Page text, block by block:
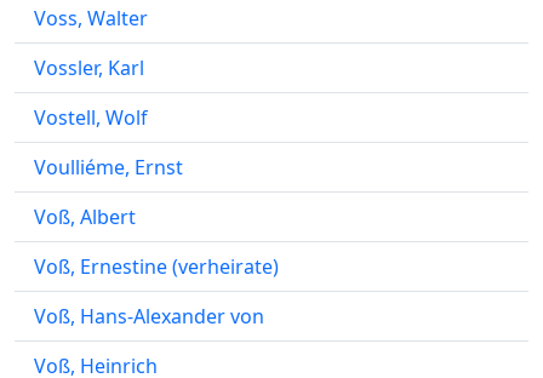
Voss, Walter
Vossler, Karl
Vostell, Wolf
Voulliéme, Ernst
Voß, Albert
Voß, Ernestine (verheirate)
Voß, Hans-Alexander von
Voß, Heinrich